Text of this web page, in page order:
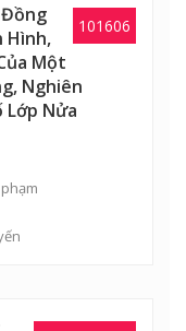
101606
Đồng
Hình,
Một
Nghiên
Lớp Nửa